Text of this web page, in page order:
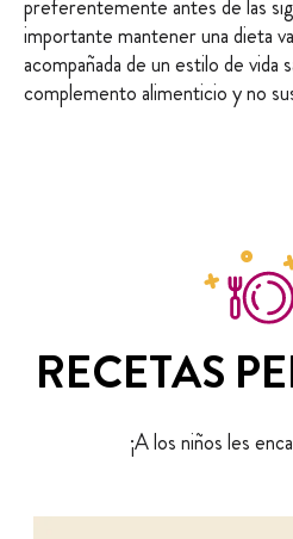
preferentemente antes de las
importante mantener una dieta
acompañada de un estilo de vida
complemento alimenticio y no
RECETAS
¡A los niños les